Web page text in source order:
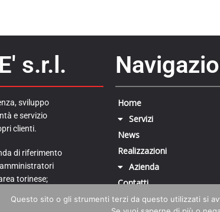
s.r.l.
sviluppo
e servizio
clienti.
di riferimento
torinese;
nel settore
Home
Servizi
News
Realizzazioni
Azienda
Contatti
Questo sito o gli strumenti terzi da questo utilizzati si